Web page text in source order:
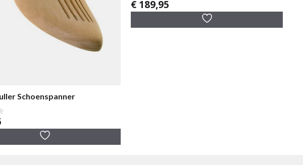
Schoenspanner
0
v
€ 189,95